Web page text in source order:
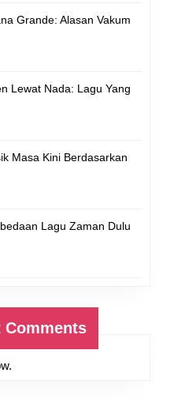
Grande: Alasan Vakum
Lewat Nada: Lagu Yang
Masa Kini Berdasarkan
Lagu Zaman Dulu
Comments